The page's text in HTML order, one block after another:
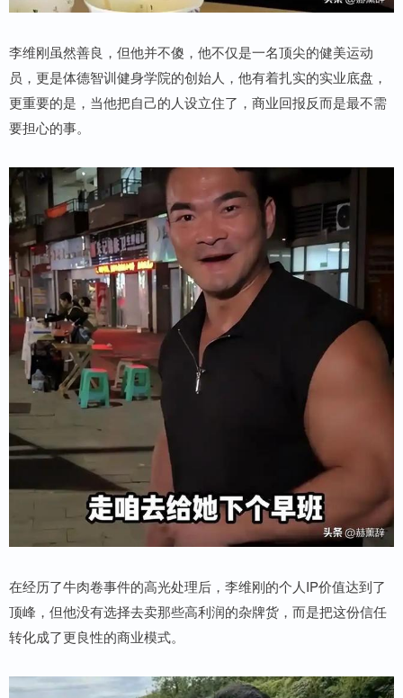
李维刚虽然善良，但他并不傻，他不仅是一名顶尖的健美运动
员，更是体德智训健身学院的创始人，他有着扎实的实业底盘，
更重要的是，当他把自己的人设立住了，商业回报反而是最不需
要担心的事。
在经历了牛肉卷事件的高光处理后，李维刚的个人IP价值达到了
顶峰，但他没有选择去卖那些高利润的杂牌货，而是把这份信任
转化成了更良性的商业模式。